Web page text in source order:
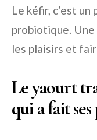
Le kéfir, c’est
probiotique.
les plaisirs et
Le yaourt
qui a fait